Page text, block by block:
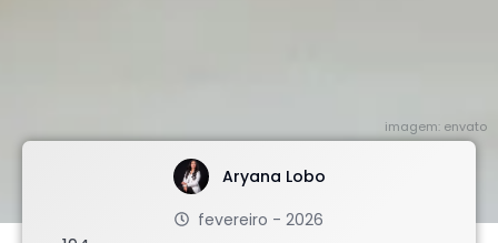
imagem: envato
Aryana Lobo
fevereiro - 2026